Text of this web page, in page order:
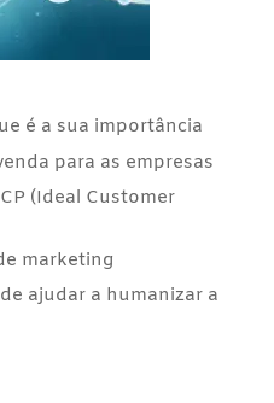
é a sua importância
para as empresas
(Ideal Customer
marketing
ajudar a humanizar a